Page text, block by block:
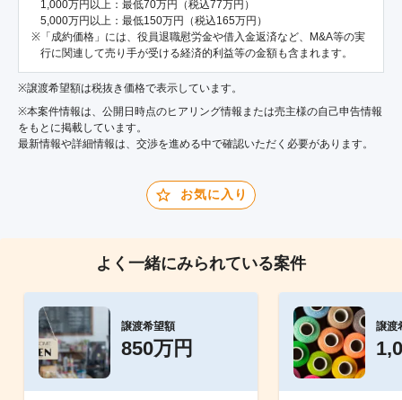
1,000万円以上：最低70万円（税込77万円）
5,000万円以上：最低150万円（税込165万円）
「成約価格」には、役員退職慰労金や借入金返済など、M&A等の実
行に関連して売り手が受ける経済的利益等の金額も含まれます。
※譲渡希望額は税抜き価格で表示しています。
※本案件情報は、公開日時点のヒアリング情報または売主様の自己申告情報
をもとに掲載しています。
最新情報や詳細情報は、交渉を進める中で確認いただく必要があります。
お気に入り
よく一緒にみられている案件
譲渡希望額
850万円
譲渡